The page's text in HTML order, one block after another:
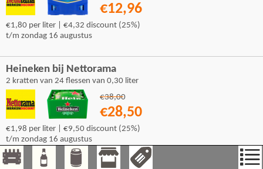
€12,96
€1,80 per liter | €4,32 discount (25%)
t/m zondag 16 augustus
Heineken bij Nettorama
2 kratten van 24 flessen van 0,30 liter
€38,00
€28,50
€1,98 per liter | €9,50 discount (25%)
t/m zondag 16 augustus